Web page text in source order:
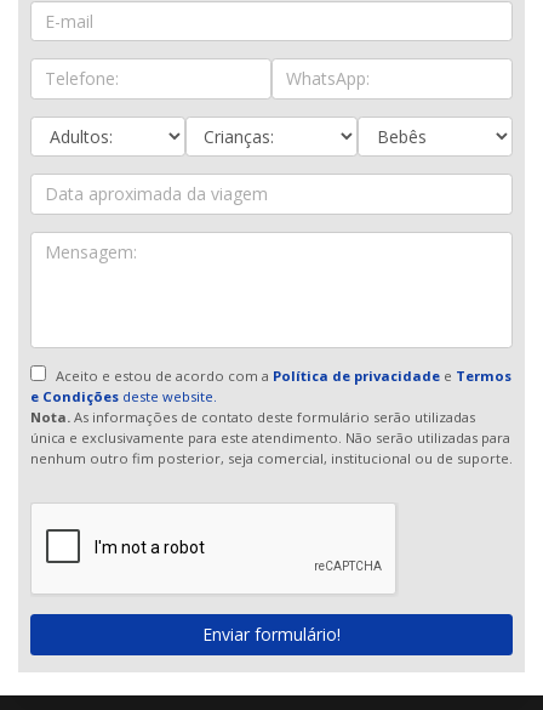
Aceito e estou de acordo com a Política de privacidadee Termos
e Condições deste website.
Nota. As informações de contato deste formulário serão utilizadas
única e exclusivamente para este atendimento. Não serão utilizadas para
nenhum outro fim posterior, seja comercial, institucional ou de suporte.
Enviar formulário!